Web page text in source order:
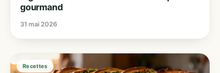
gourmand
31 mai 2026
Recettes